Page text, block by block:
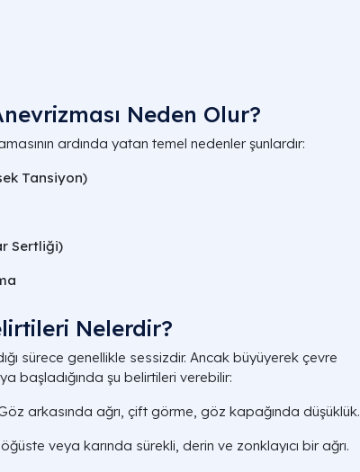
Neden Olur?
ardında yatan temel nedenler şunlardır:
Tansiyon)
Sertliği)
Nelerdir?
sürece genellikle sessizdir. Ancak büyüyerek çevre
başladığında şu belirtileri verebilir:
arkasında ağrı, çift görme, göz kapağında düşüklük.
veya karında sürekli, derin ve zonklayıcı bir ağrı.